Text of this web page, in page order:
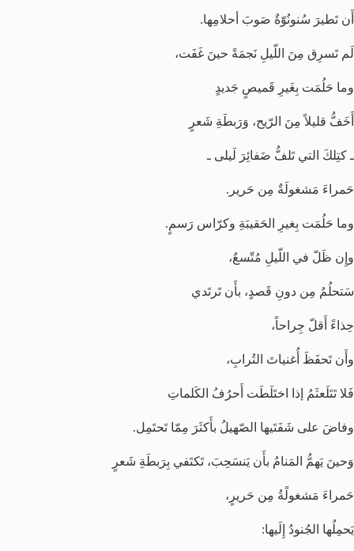
أَن تَطيرَ سُنونُوّةٌ صَوبَ أحلامِها.
لَم تَسرِق مِنَ اللّيلِ نَجمَةً حينَ غَفَت،
وما حَلُمَت بِغَيرِ قَميصٍ جَديدٍ
أَخَفُّ قليلاً مِنَ الرّيح، وَرَبطَةِ شَعرٍ
ـ كتِلكَ التي تَلفُّ ضَفائِرَ لَيلى ـ
حَمراءَ مَشغولَةٌ مِن حَرير.
وما حَلُمَت بِغيرِ الحَقيبَةِ وكرّاس رَسمٍ.
وإِن ظَلّ في اللّيلِ مُتّسعٌ،
سَتحلُمُ مِن دونِ قَصدٍ، بأَن تَرتَدي
حِذاءً أَقلّ جِراحاً،
وأَن تَحفَظَ أُغنياتَ التُرابِ،
فَلا تَتَلَعثَمُ إذا اختَلَطَت أَحرُفُ الكَلماتِ
وفاضَ على شَفَتَيها الصّهيلُ بأَكثَرَ مِمّا تَحتَمِل.
وَحينَ يَهمُّ المَنامُ بأَن يَنسَحِبَ، تَكتَفي بِرَبطَةِ شَعرٍ
حَمراءَ مَشغولًةُ مِن حَريرٍ،
يَحمِلُها الجُنودُ إِلَيها: